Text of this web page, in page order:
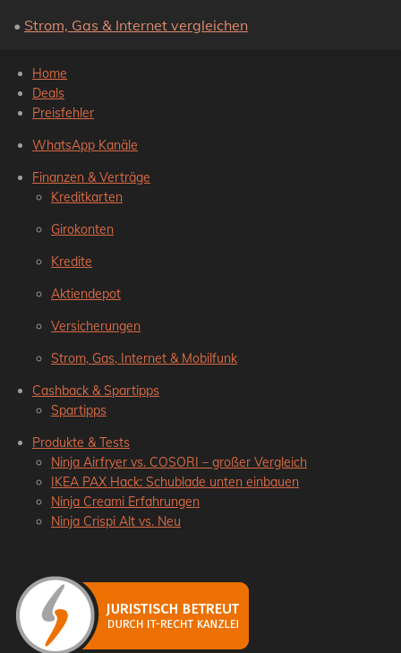
• Strom, Gas & Internet vergleichen
Home
Deals
Preisfehler
WhatsApp Kanäle
Finanzen & Verträge
Kreditkarten
Girokonten
Kredite
Aktiendepot
Versicherungen
Strom, Gas, Internet & Mobilfunk
Cashback & Spartipps
Spartipps
Produkte & Tests
Ninja Airfryer vs. COSORI – großer Vergleich
IKEA PAX Hack: Schublade unten einbauen
Ninja Creami Erfahrungen
Ninja Crispi Alt vs. Neu